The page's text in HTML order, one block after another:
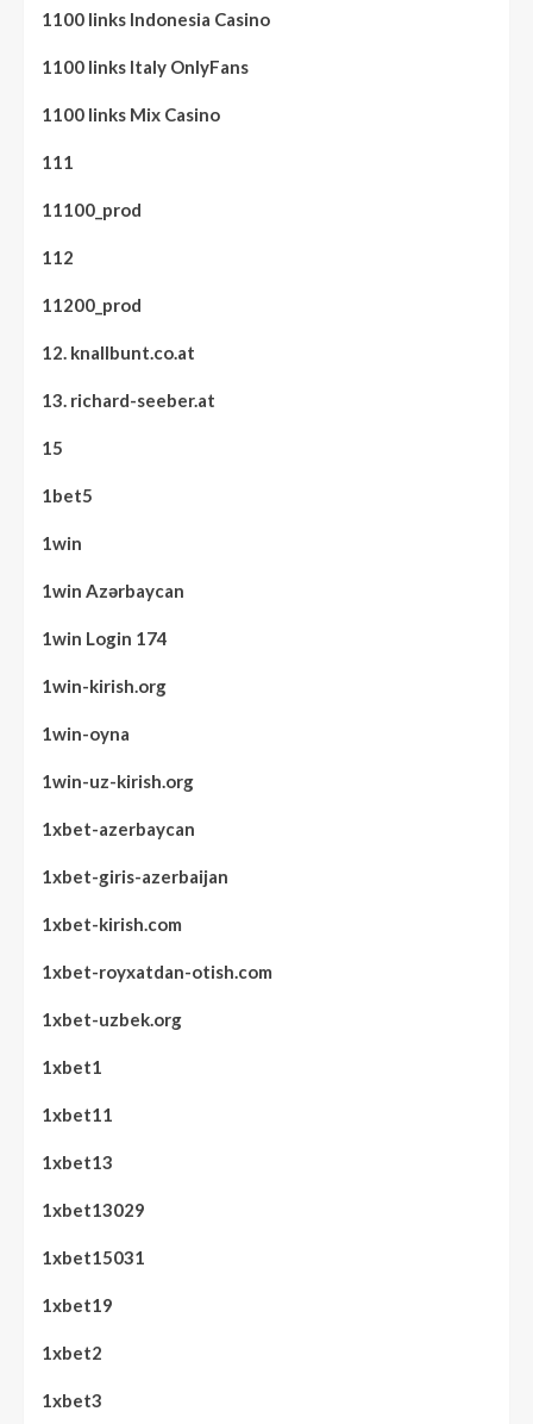
1100 links Indonesia Casino
1100 links Italy OnlyFans
1100 links Mix Casino
111
11100_prod
112
11200_prod
12. knallbunt.co.at
13. richard-seeber.at
15
1bet5
1win
1win Azərbaycan
1win Login 174
1win-kirish.org
1win-oyna
1win-uz-kirish.org
1xbet-azerbaycan
1xbet-giris-azerbaijan
1xbet-kirish.com
1xbet-royxatdan-otish.com
1xbet-uzbek.org
1xbet1
1xbet11
1xbet13
1xbet13029
1xbet15031
1xbet19
1xbet2
1xbet3